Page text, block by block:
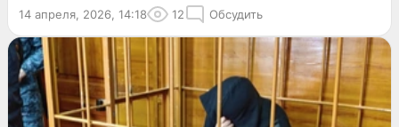
14 апреля, 2026, 14:18 12 Обсудить